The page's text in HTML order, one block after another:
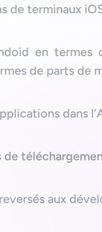
de terminaux
en termes
de parts de
dans
de
aux